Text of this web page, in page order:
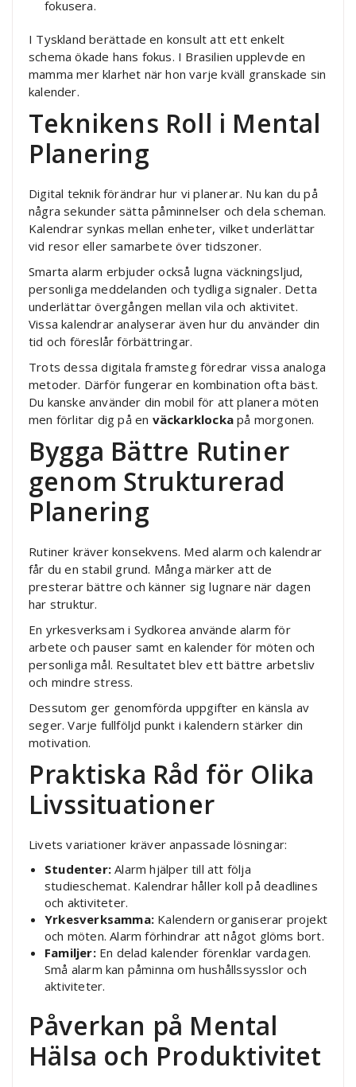
fokusera.
I Tyskland berättade en konsult att ett enkelt
schema ökade hans fokus. I Brasilien upplevde en
mamma mer klarhet när hon varje kväll granskade sin
kalender.
Teknikens Roll i Mental
Planering
Digital teknik förändrar hur vi planerar. Nu kan du på
några sekunder sätta påminnelser och dela scheman.
Kalendrar synkas mellan enheter, vilket underlättar
vid resor eller samarbete över tidszoner.
Smarta alarm erbjuder också lugna väckningsljud,
personliga meddelanden och tydliga signaler. Detta
underlättar övergången mellan vila och aktivitet.
Vissa kalendrar analyserar även hur du använder din
tid och föreslår förbättringar.
Trots dessa digitala framsteg föredrar vissa analoga
metoder. Därför fungerar en kombination ofta bäst.
Du kanske använder din mobil för att planera möten
men förlitar dig på en väckarklocka på morgonen.
Bygga Bättre Rutiner
genom Strukturerad
Planering
Rutiner kräver konsekvens. Med alarm och kalendrar
får du en stabil grund. Många märker att de
presterar bättre och känner sig lugnare när dagen
har struktur.
En yrkesverksam i Sydkorea använde alarm för
arbete och pauser samt en kalender för möten och
personliga mål. Resultatet blev ett bättre arbetsliv
och mindre stress.
Dessutom ger genomförda uppgifter en känsla av
seger. Varje fullföljd punkt i kalendern stärker din
motivation.
Praktiska Råd för Olika
Livssituationer
Livets variationer kräver anpassade lösningar:
Studenter: Alarm hjälper till att följa
studieschemat. Kalendrar håller koll på deadlines
och aktiviteter.
Yrkesverksamma: Kalendern organiserar projekt
och möten. Alarm förhindrar att något glöms bort.
Familjer:En delad kalender förenklar vardagen.
Små alarm kan påminna om hushållssysslor och
aktiviteter.
Påverkan på Mental
Hälsa och Produktivitet